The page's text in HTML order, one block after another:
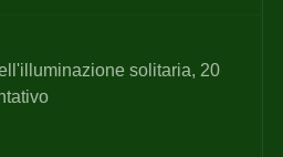
solitaria, 20